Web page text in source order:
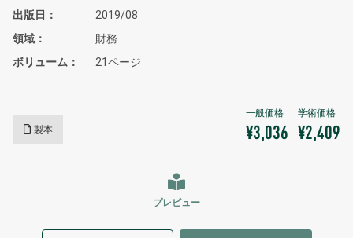
出版日
2019/08
領域
財務
ボリューム
21ページ
製本 ¥3,036 ¥2,409
プレビュー